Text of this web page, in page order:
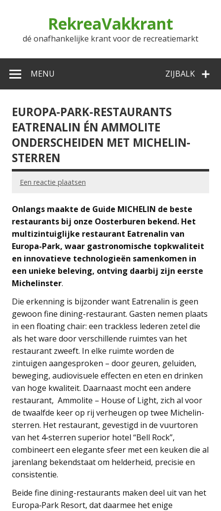
RekreaVakkrant
dé onafhankelijke krant voor de recreatiemarkt
ZIJBALK
MENU
EUROPA-PARK-RESTAURANTS
EATRENALIN ÉN AMMOLITE
ONDERSCHEIDEN MET MICHELIN-
STERREN
Een reactie plaatsen
Onlangs maakte de Guide MICHELIN de beste
restaurants bij onze Oosterburen bekend. Het
multizintuiglijke restaurant Eatrenalin van
Europa-Park, waar gastronomische topkwaliteit
en innovatieve technologieën samenkomen in
een unieke beleving, ontving daarbij zijn eerste
Michelinster.
Die erkenning is bijzonder want Eatrenalin is geen
gewoon fine dining-restaurant. Gasten nemen plaats
in een floating chair: een trackless lederen zetel die
als het ware door verschillende ruimtes van het
restaurant zweeft. In elke ruimte worden de
zintuigen aangesproken – door geuren, geluiden,
beweging, audiovisuele effecten en eten en drinken
van hoge kwaliteit. Daarnaast mocht een andere
restaurant, Ammolite – House of Light, zich al voor
de twaalfde keer op rij verheugen op twee Michelin-
sterren. Het restaurant, gevestigd in de vuurtoren
van het 4‑sterren superior hotel “Bell Rock”,
combineert een elegante sfeer met een keuken die al
jarenlang bekendstaat om helderheid, precisie en
consistentie.
Beide fine dining-restaurants maken deel uit van het
Europa‑Park Resort, dat daarmee het enige